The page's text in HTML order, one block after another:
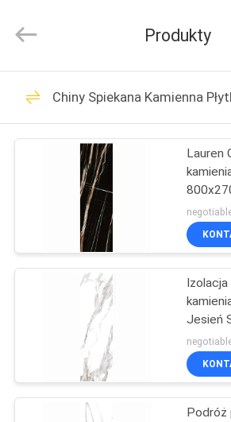
DOMU
PRODUKTY
WYCIECZKA
FABRYCE
CO.,LTD..
Gres
Gres
Stone Look
Produkty
Chiny Spiekana Kamienna
Lauren
Izolacja
Jesień
płytka
Podróż